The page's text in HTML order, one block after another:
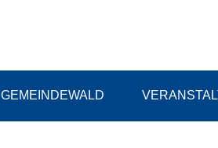
GEMEINDEWALD